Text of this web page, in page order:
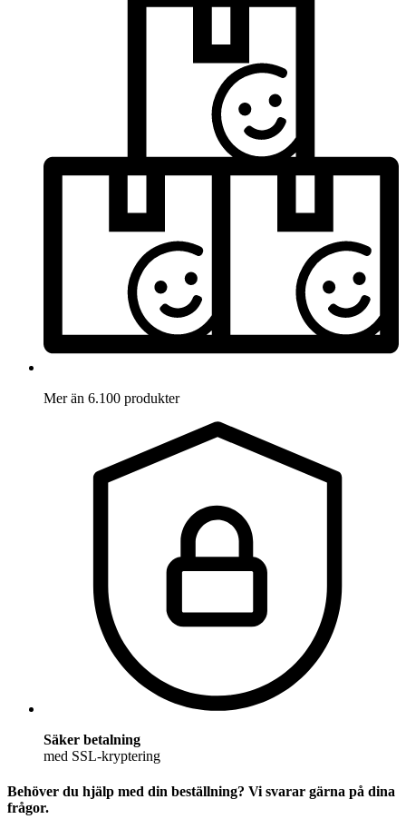
Mer än 6.100 produkter
Säker betalning
med SSL-kryptering
Behöver du hjälp med din beställning? Vi svarar gärna på dina
frågor.